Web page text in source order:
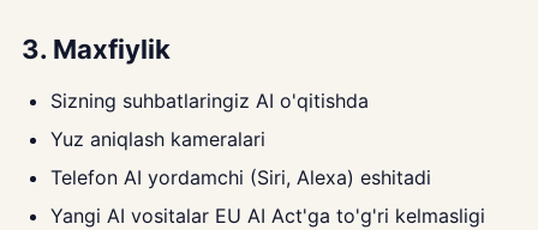
3. Maxfiylik
Sizning suhbatlaringiz AI o'qitishda
Yuz aniqlash kameralari
Telefon AI yordamchi (Siri, Alexa) eshitadi
Yangi AI vositalar EU AI Act'ga to'g'ri kelmasligi